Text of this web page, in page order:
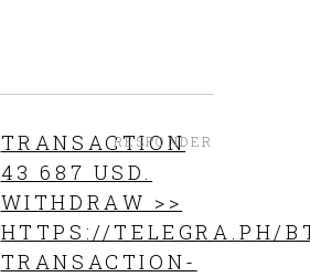
TRANSACTION
43 687 USD.
WITHDRАW >>
HTTPS://TELEGRA.PH/
TRANSACTION-
RESPONDER